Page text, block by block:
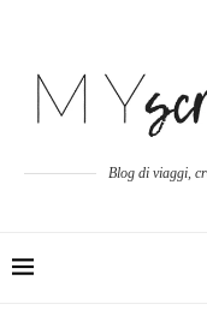
Blog di viaggi,